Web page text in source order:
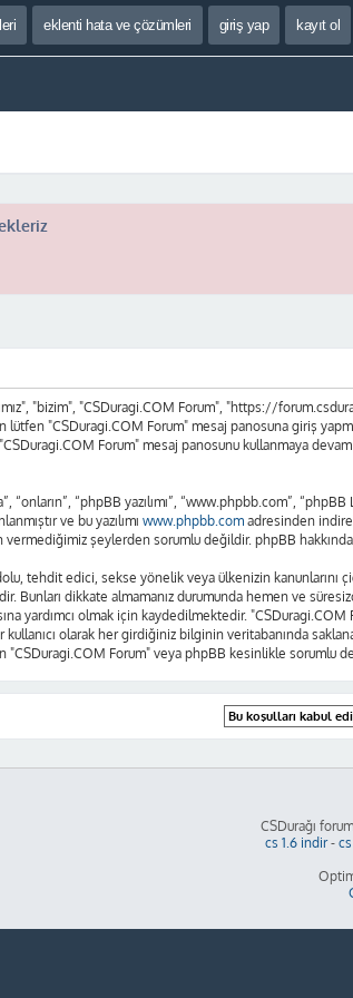
eklenti hata ve çözümleri giriş yap kayıt ol
"bizim", "CSDuragi.COM Forum", "https://
lütfen "CSDuragi.COM Forum" mesaj panosuna giriş
Forum" mesaj panosunu kullanmaya
“onların”, “phpBB yazılımı”, “www.phpbb.com”,
ve bu yazılımı www.phpbb.comadresinden
şeylerden sorumlu değildir. phpBB
tehdit edici, sekse yönelik veya ülkenizin kanunlarını
Bunları dikkate almamanız durumunda hemen ve
yardımcı olmak için kaydedilmektedir.
kullanıcı olarak her girdiğiniz bilginin veritabanında
"CSDuragi.COM Forum" veya phpBB kesinlikle sorumlu
CSDurağı
cs 1.6 indir-